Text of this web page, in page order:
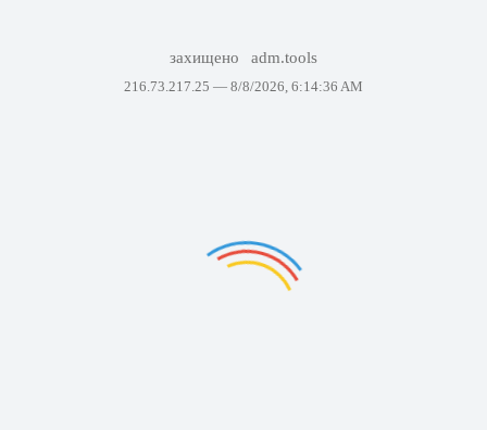
захищено adm.tools
216.73.217.25 — 8/8/2026, 6:14:36 AM